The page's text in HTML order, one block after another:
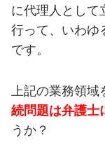
に代理人として
行って、いわゆ
です。
上記の業務領域
続問題は弁護士
うか？